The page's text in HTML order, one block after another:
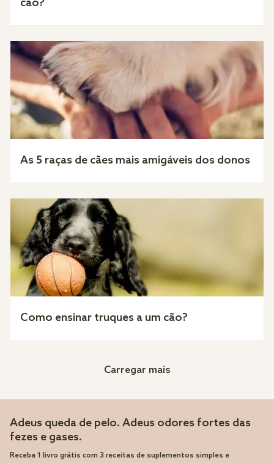
cão?
As 5 raças de cães mais amigáveis dos donos
Como ensinar truques a um cão?
Carregar mais
Adeus queda de pelo. Adeus odores fortes das
fezes e gases.
Receba 1 livro grátis com 3 receitas de suplementos simples e